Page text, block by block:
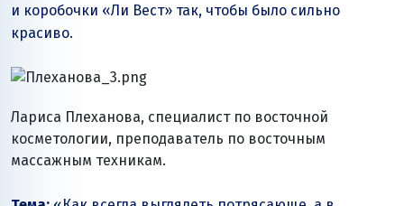
и коробочки «Ли Вест» так, чтобы было сильно
красиво.
Лариса Плеханова, специалист по восточной
косметологии, преподаватель по восточным
массажным техникам.